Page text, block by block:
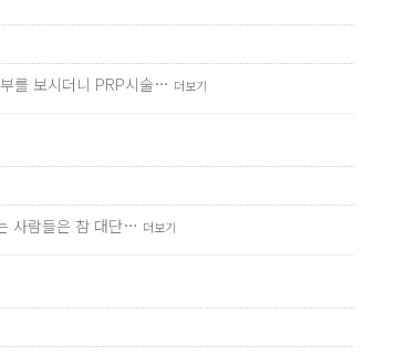
를 보시더니 PRP시술… 더보기
사람들은 참 대단… 더보기